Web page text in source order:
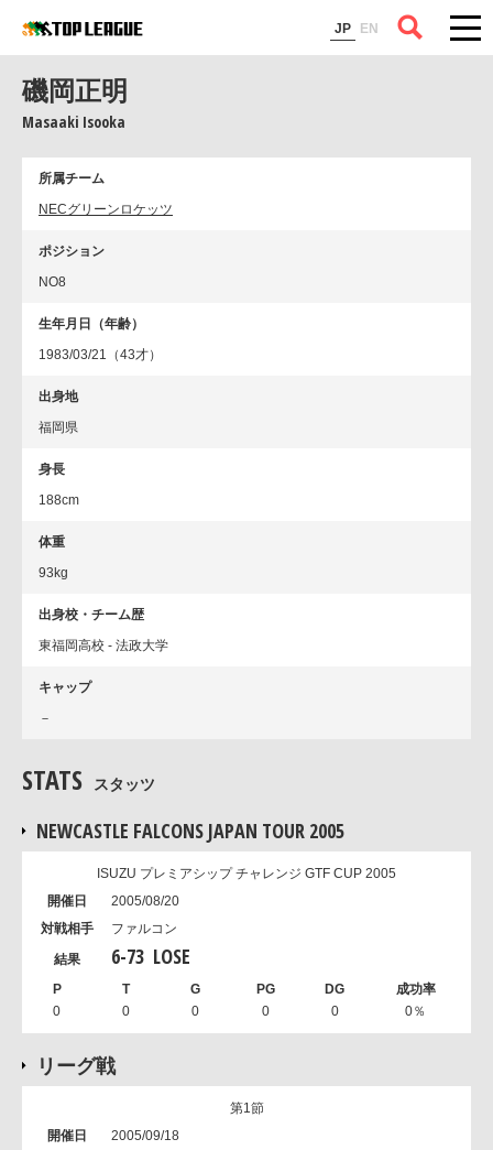
JP EN
コラム
磯岡正明
Masaaki Isooka
所属チーム
NECグリーンロケッツ
ポジション
NO8
生年月日（年齢）
1983/03/21（43才）
出身地
福岡県
身長
188cm
体重
93kg
出身校・チーム歴
東福岡高校 - 法政大学
キャップ
－
STATS スタッツ
NEWCASTLE FALCONS JAPAN TOUR 2005
ISUZU プレミアシップ チャレンジ GTF CUP 2005
2005/08/20
ファルコン
6-73 LOSE
0 0 0 0 0 0％
リーグ戦
第1節
2005/09/18